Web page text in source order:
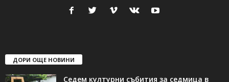
ДОРИ ОЩЕ НОВИНИ
Седем културни събития за седмица в